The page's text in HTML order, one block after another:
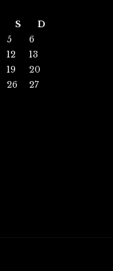
S
D
5
6
12
13
19
20
26
27